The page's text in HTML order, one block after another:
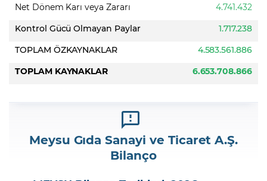
Net Dönem Karı veya Zararı
4.741.432
Kontrol Gücü Olmayan Paylar
1.717.238
TOPLAM ÖZKAYNAKLAR
4.583.561.886
TOPLAM KAYNAKLAR
6.653.708.866
Meysu Gıda Sanayi ve Ticaret A.Ş.
Bilanço